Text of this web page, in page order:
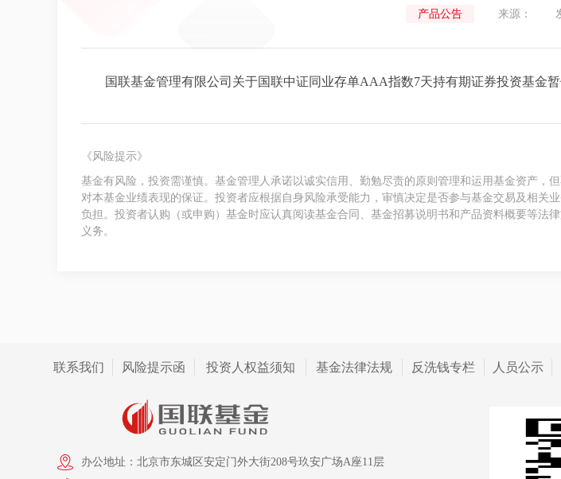
产品公告 来源：
国联基金管理有限公司关于国联中证同业存单AAA指数7天持有期证券投资基金
《风险提示》
基金有风险，投资需谨慎。基金管理人承诺以诚实信用、勤勉尽责的原则管理和运用基金资产
对本基金业绩表现的保证。投资者应根据自身风险承受能力，审慎决定是否参与基金交易及相
负担。投资者认购（或申购）基金时应认真阅读基金合同、基金招募说明书和产品资料概要等
义务。
联系我们 风险提示函 投资人权益须知 基金法律法规 反洗钱专栏 人员公示
办公地址：北京市东城区安定门外大街208号玖安广场A座11层